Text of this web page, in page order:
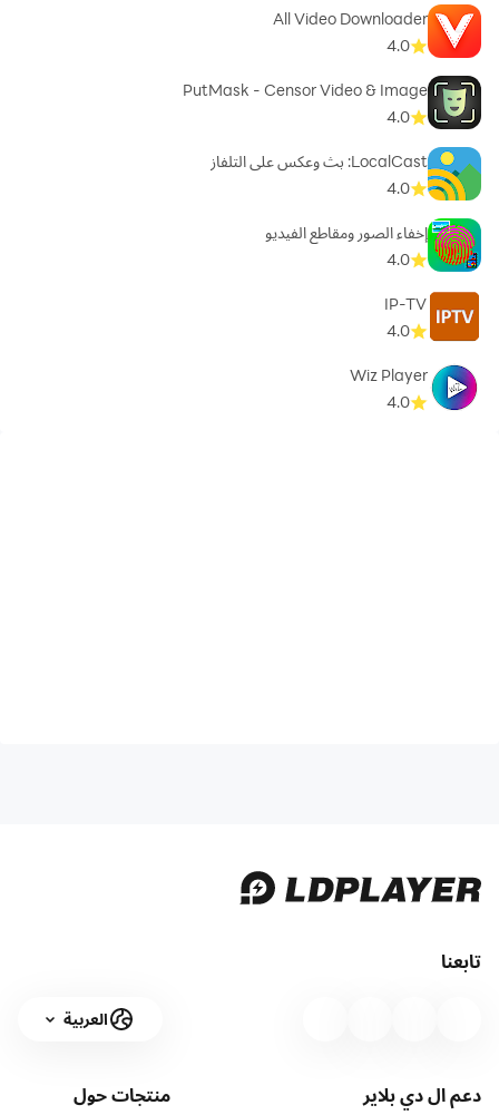
All Video Downloader
4.0
PutMask - Censor Video & Image
4.0
LocalCast: بث وعكس على التلفاز
4.0
إخفاء الصور ومقاطع الفيديو
4.0
IP-TV
4.0
Wiz Player
4.0
تابعنا
العربية
دعم ال دي بلاير منتجاتحول